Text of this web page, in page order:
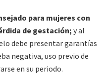
para mujeres con
de gestación; y al
debe presentar garantías
negativa, uso previo de
en su periodo.